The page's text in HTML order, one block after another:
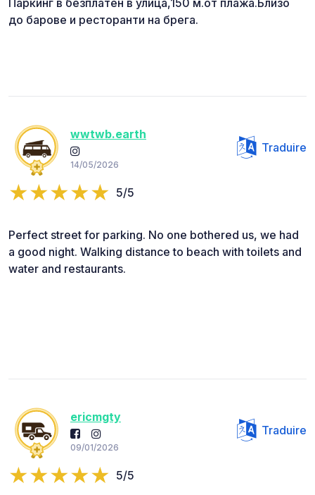
Паркинг в безплатен в улица,150 м.от плажа.Близо
до барове и ресторанти на брега.
wwtwb.earth
14/05/2026
Traduire
5/5
Perfect street for parking. No one bothered us, we had
a good night. Walking distance to beach with toilets and
water and restaurants.
ericmgty
09/01/2026
Traduire
5/5